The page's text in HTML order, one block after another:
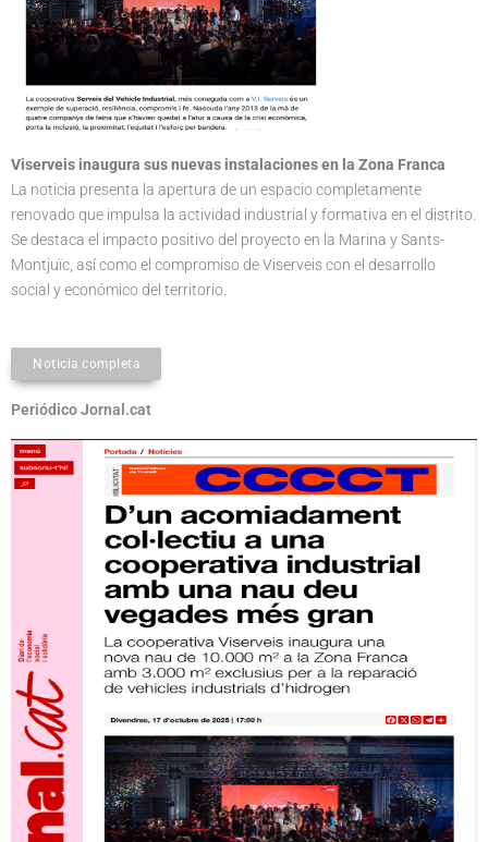
Viserveis inaugura sus nuevas instalaciones en la Zona Franca
La noticia presenta la apertura de un espacio completamente
renovado que impulsa la actividad industrial y formativa en el distrito.
Se destaca el impacto positivo del proyecto en la Marina y Sants-
Montjuïc, así como el compromiso de Viserveis con el desarrollo
social y económico del territorio.
Noticia completa
Periódico Jornal.cat